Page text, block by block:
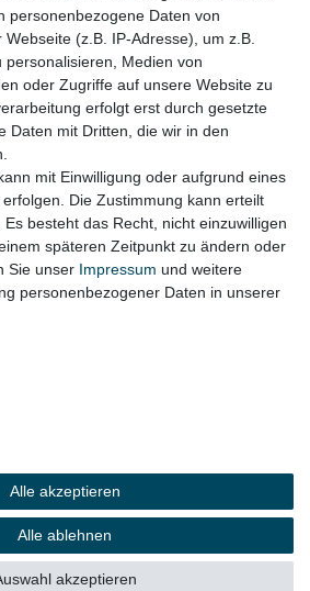
anhand Ihrer Fahrgestellnummer (VIN)
Fahrzeug passt
2010 - 2020
etwa 1 bis 3 Werktage
personenbezogene Daten von
(z.B. IP-Adresse), um z.B.
personalisieren, Medien von
oder Zugriffe auf unsere Website zu
erfolgt erst durch gesetzte
Daten mit Dritten, die wir in den
mit Einwilligung oder aufgrund eines
Die Zustimmung kann erteilt
besteht das Recht, nicht einzuwilligen
späteren Zeitpunkt zu ändern oder
Sie unser Impressum und weitere
personenbezogener Daten in unserer
Alle akzeptieren
Alle ablehnen
akzeptieren
2026 | Alle Rechte vorbehalten.